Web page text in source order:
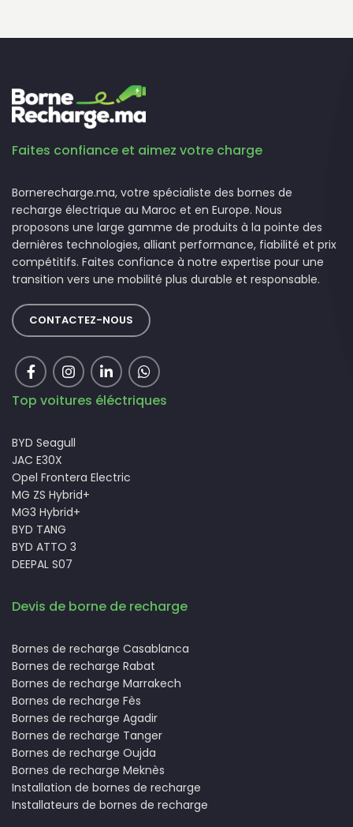
Faites confiance et aimez votre charge
Bornerecharge.ma, votre spécialiste des bornes de
recharge électrique au Maroc et en Europe. Nous
proposons une large gamme de produits à la pointe des
dernières technologies, alliant performance, fiabilité et prix
compétitifs. Faites confiance à notre expertise pour une
transition vers une mobilité plus durable et responsable.
CONTACTEZ-NOUS
Top voitures éléctriques
BYD Seagull
JAC E30X
Opel Frontera Electric
MG ZS Hybrid+
MG3 Hybrid+
BYD TANG
BYD ATTO 3
DEEPAL S07
Devis de borne de recharge
Bornes de recharge Casablanca
Bornes de recharge Rabat
Bornes de recharge Marrakech
Bornes de recharge Fès
Bornes de recharge Agadir
Bornes de recharge Tanger
Bornes de recharge Oujda
Bornes de recharge Meknès
Installation de bornes de recharge
Installateurs de bornes de recharge